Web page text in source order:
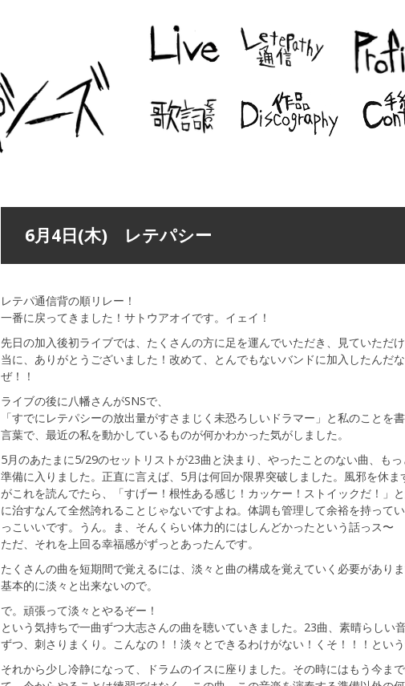
6月4日(木) レテパシー
レテパ通信背の順リレー！
一番に戻ってきました！サトウアオイです。イェイ！
先日の加入後初ライブでは、たくさんの方に足を運んでいただき、見ていただ
当に、ありがとうございました！改めて、とんでもないバンドに加入したんだ
ぜ！！
ライブの後に八幡さんがSNSで、
「すでにレテパシーの放出量がすさまじく未恐ろしいドラマー」と私のことを
言葉で、最近の私を動かしているものが何かわかった気がしました。
5月のあたまに5/29のセットリストが23曲と決まり、やったことのない曲、も
準備に入りました。正直に言えば、5月は何回か限界突破しました。風邪を休
がこれを読んでたら、「すげー！根性ある感じ！カッケー！ストイックだ！」
に治すなんて全然誇れることじゃないですよね。体調も管理して余裕を持って
っこいいです。うん。ま、そんくらい体力的にはしんどかったという話っス〜
ただ、それを上回る幸福感がずっとあったんです。
たくさんの曲を短期間で覚えるには、淡々と曲の構成を覚えていく必要があり
基本的に淡々と出来ないので。
で。頑張って淡々とやるぞー！
という気持ちで一曲ずつ大志さんの曲を聴いていきました。23曲、素晴らしい
ずつ、刺さりまくり。こんなの！！淡々とできるわけがない！くそ！！！とい
それから少し冷静になって、ドラムのイスに座りました。その時にはもう今ま